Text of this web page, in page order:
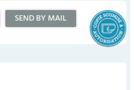
SEND BY MAIL